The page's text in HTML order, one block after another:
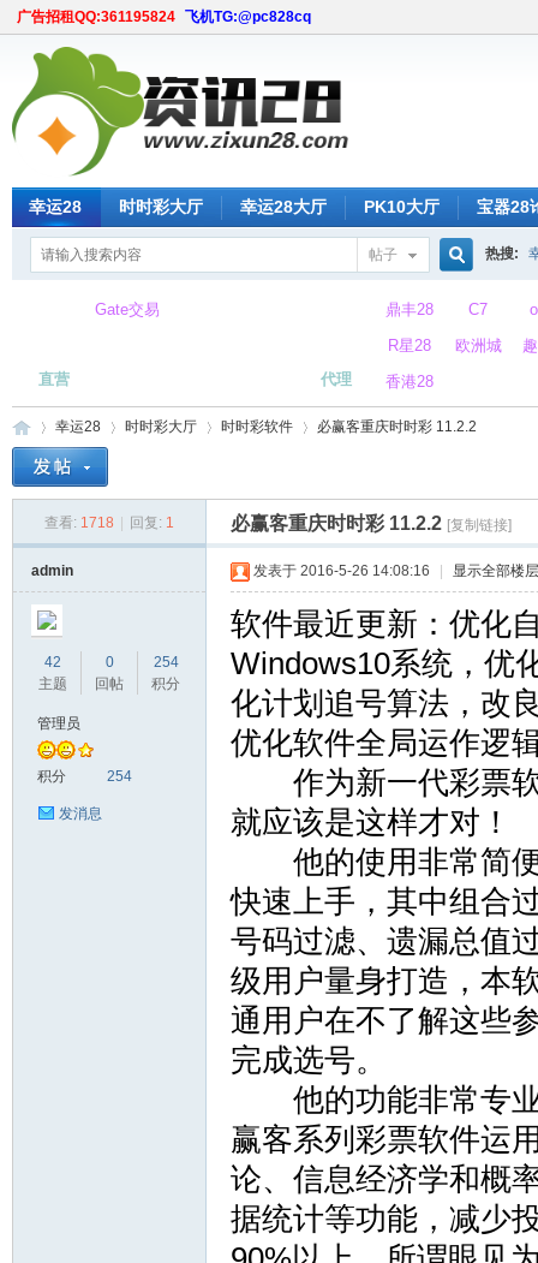
广告招租QQ:361195824 飞机TG:@pc828cq
幸运28 时时彩大厅 幸运28大厅 PK10大厅 宝器28
帖子 热搜:
直营
Gate交易
代理
鼎丰28 C7
R星28
欧洲城
香港28
幸运28
›
时时彩大厅 时时彩软件
›
必赢客重庆时时彩 11.2.2
查看: 1718 回复: 1 必赢客重庆时时彩 11.2.2 [复制链接]
admin
42
主题
0
回帖
254
积分
管理员
积分 254
发消息
发表于 2016-5-26 14:08:16 显示全部楼层
软件最近更新：优化
Windows10系统，优
化计划追号算法，改
优化软件全局运作逻
作为新一代彩票软
就应该是这样才对！
他的使用非常简便
快速上手，其中组合
号码过滤、遗漏总值
级用户量身打造，本
通用户在不了解这些
完成选号。
他的功能非常专业
赢客系列彩票软件运
论、信息经济学和概
据统计等功能，减少